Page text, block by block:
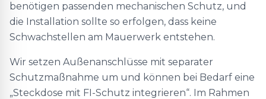
benötigen passenden mechanischen Schutz, und
die Installation sollte so erfolgen, dass keine
Schwachstellen am Mauerwerk entstehen.
Wir setzen Außenanschlüsse mit separater
Schutzmaßnahme um und können bei Bedarf eine
„Steckdose mit FI-Schutz integrieren“. Im Rahmen